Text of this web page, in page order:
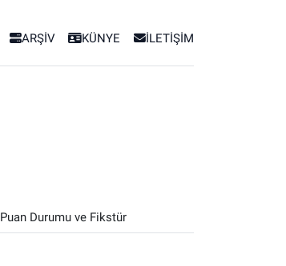
ARŞİV KÜNYE İLETİŞİM
Puan Durumu ve Fikstür